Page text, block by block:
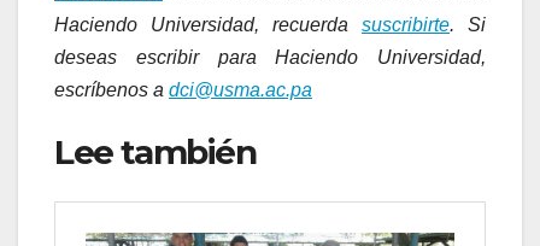
Haciendo Universidad, recuerda suscribirte. Si
deseas escribir para Haciendo Universidad,
escríbenos a dci@usma.ac.pa
Lee también